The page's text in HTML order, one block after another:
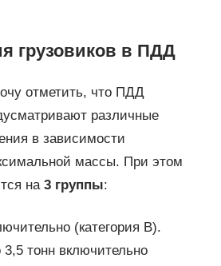
грузовиков в ПДД
отметить, что ПДД
различные
в зависимости
массы. При этом
на 3 группы:
(категория В).
тонн включительно